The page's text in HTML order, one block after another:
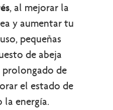
, al mejorar la
y aumentar tu
pequeñas
de abeja
de
el estado de
la energía.